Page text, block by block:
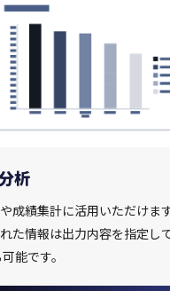
析
成績集計に活用いただけま
た情報は出力内容を指定し
能です。